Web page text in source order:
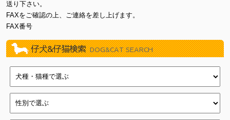
送り下さい。
FAXをご確認の上、ご連絡を差し上げます。
FAX番号
仔犬&仔猫検索 DOG&CAT SEARCH